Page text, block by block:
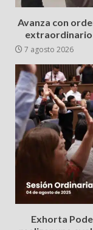
Avanza con
extraordinario
7 agosto 2026
Exhorta